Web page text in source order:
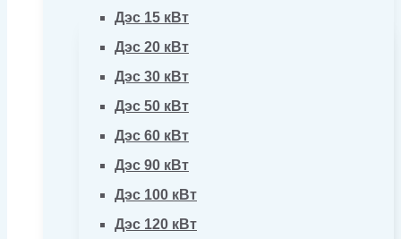
Дэс 15 кВт
Дэс 20 кВт
Дэс 30 кВт
Дэс 50 кВт
Дэс 60 кВт
Дэс 90 кВт
Дэс 100 кВт
Дэс 120 кВт